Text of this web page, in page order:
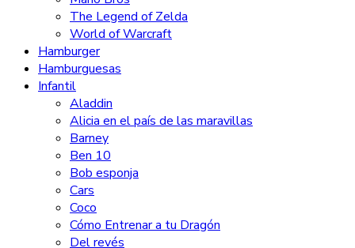
The Legend of Zelda
World of Warcraft
Hamburger
Hamburguesas
Infantil
Aladdin
Alicia en el país de las maravillas
Barney
Ben 10
Bob esponja
Cars
Coco
Cómo Entrenar a tu Dragón
Del revés